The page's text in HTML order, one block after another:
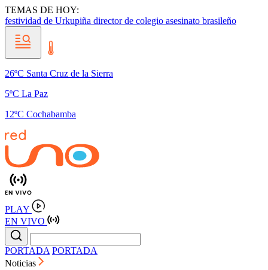
TEMAS DE HOY:
festividad de Urkupiña director de colegio asesinato brasileño
26ºC Santa Cruz de la Sierra
5ºC La Paz
12ºC Cochabamba
PLAY
EN VIVO
PORTADA PORTADA
Noticias